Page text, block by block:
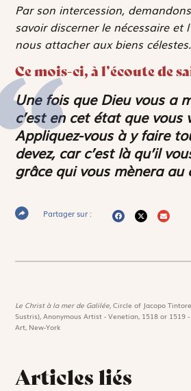
Par son intercession,
savoir discerner le nécessaire et
nous attacher aux biens célestes.
Ce mois-ci, à l’écoute de
Une fois que Dieu vous a
c’est en cet état que vous
Appliquez-vous à y faire
devez, car c’est là qu’il
grâce qui vous mènera au
Partager sur :
Le Christ à la mer de Galilée,Circle of Jacopo
Sustris), Anonymous Artist - Venetian, 1518 or
Art, New-York
Articles liés